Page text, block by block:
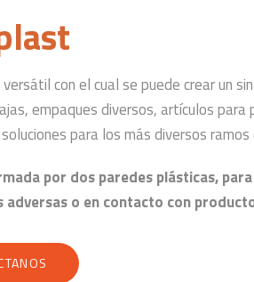
con el cual se puede crear un
empaques diversos, artículos
para los más diversos
por dos paredes plásticas,
adversas o en contacto con